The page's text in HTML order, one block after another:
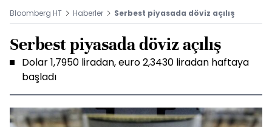
Bloomberg HT Haberler Serbest piyasada döviz açılış
Serbest piyasada döviz açılış
Dolar 1,7950 liradan, euro 2,3430 liradan haftaya
başladı